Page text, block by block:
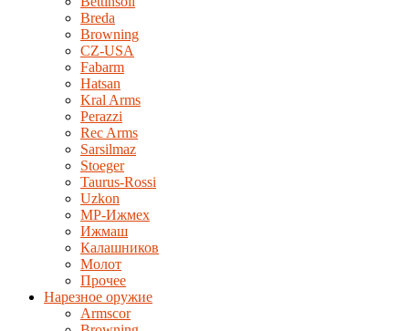
Breda
Browning
CZ-USA
Fabarm
Hatsan
Kral Arms
Perazzi
Rec Arms
Sarsilmaz
Stoeger
Taurus-Rossi
Uzkon
MP-Ижмех
Ижмаш
Калашников
Молот
Прочее
Нарезное оружие
Armscor